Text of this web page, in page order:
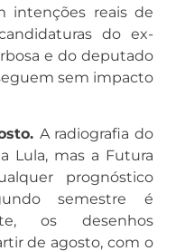
intenções reais de
do ex-
e do deputado
sem impacto
A radiografia do
Lula, mas a Futura
prognóstico
semestre é
os desenhos
de agosto, com o